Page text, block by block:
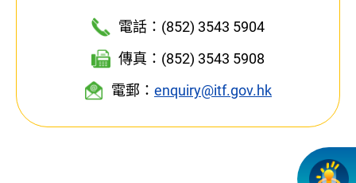
電話：(852) 3543 5904
傳真：(852) 3543 5908
電郵： enquiry@itf.gov.hk